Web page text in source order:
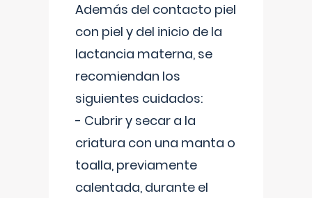
Además del contacto piel
con piel y del inicio de la
lactancia materna, se
recomiendan los
siguientes cuidados:
- Cubrir y secar a la
criatura con una manta o
toalla, previamente
calentada, durante el